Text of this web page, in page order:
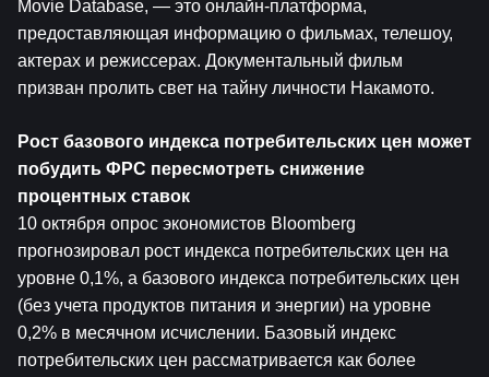
Movie Database, — это онлайн-платформа,
предоставляющая информацию о фильмах, телешоу,
актерах и режиссерах. Документальный фильм
призван пролить свет на тайну личности Накамото.
Рост базового индекса потребительских цен может
побудить ФРС пересмотреть снижение
процентных ставок
10 октября опрос экономистов Bloomberg
прогнозировал рост индекса потребительских цен на
уровне 0,1%, а базового индекса потребительских цен
(без учета продуктов питания и энергии) на уровне
0,2% в месячном исчислении. Базовый индекс
потребительских цен рассматривается как более